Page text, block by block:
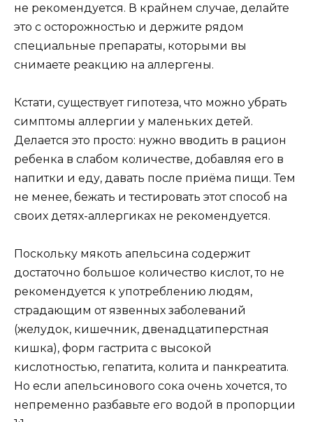
не рекомендуется. В крайнем случае, делайте
это с осторожностью и держите рядом
специальные препараты, которыми вы
снимаете реакцию на аллергены.
Кстати, существует гипотеза, что можно убрать
симптомы аллергии у маленьких детей.
Делается это просто: нужно вводить в рацион
ребенка в слабом количестве, добавляя его в
напитки и еду, давать после приёма пищи. Тем
не менее, бежать и тестировать этот способ на
своих детях-аллергиках не рекомендуется.
Поскольку мякоть апельсина содержит
достаточно большое количество кислот, то не
рекомендуется к употреблению людям,
страдающим от язвенных заболеваний
(желудок, кишечник, двенадцатиперстная
кишка), форм гастрита с высокой
кислотностью, гепатита, колита и панкреатита.
Но если апельсинового сока очень хочется, то
непременно разбавьте его водой в пропорции